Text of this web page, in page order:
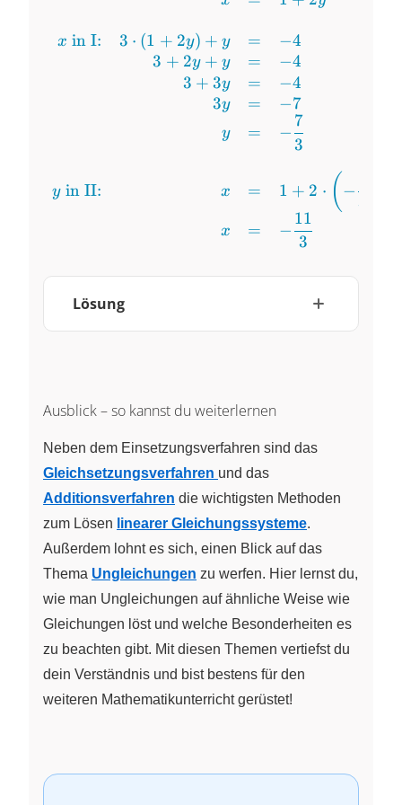
x in I:
yin II:
3 ⋅ (1 + 2y) + y
3 + 2y + y
3 + 3y
3y
y
x
x
=
=
=
=
=
=
=
−4
−4
−4
−7
−
3
7
1 + 2 ⋅ ( −
3
−
3
11
Lösung
Ausblick – so kannst du weiterlernen
Neben dem Einsetzungsverfahren sind das
Gleichsetzungsverfahren und das
Additionsverfahren die wichtigsten Methoden
zum Lösen linearer Gleichungssysteme.
Außerdem lohnt es sich, einen Blick auf das
Thema Ungleichungen zu werfen. Hier lernst du,
wie man Ungleichungen auf ähnliche Weise wie
Gleichungen löst und welche Besonderheiten es
zu beachten gibt. Mit diesen Themen vertiefst du
dein Verständnis und bist bestens für den
weiteren Mathematikunterricht gerüstet!